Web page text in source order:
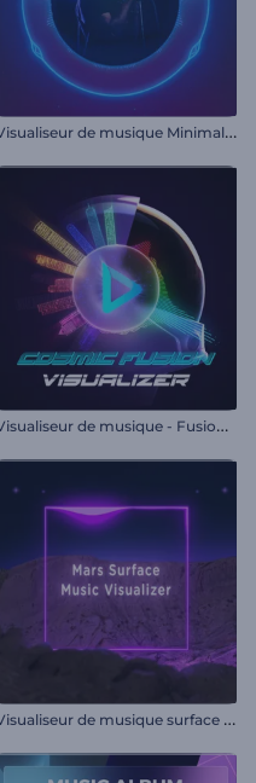
V
isualiseur de musique Minimal Beats
V
isualiseur de musique - Fusion cosmique
V
isualiseur de musique surface de Mars